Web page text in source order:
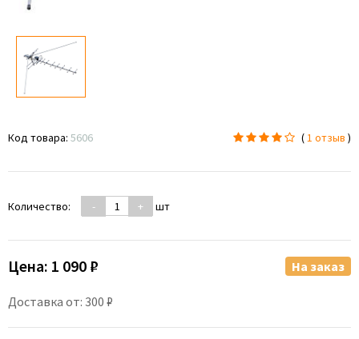
Код товара: 5606 (1 отзыв )
Количество: - + шт
Цена: 1 090 ₽
Доставка от: 300 ₽
На заказ